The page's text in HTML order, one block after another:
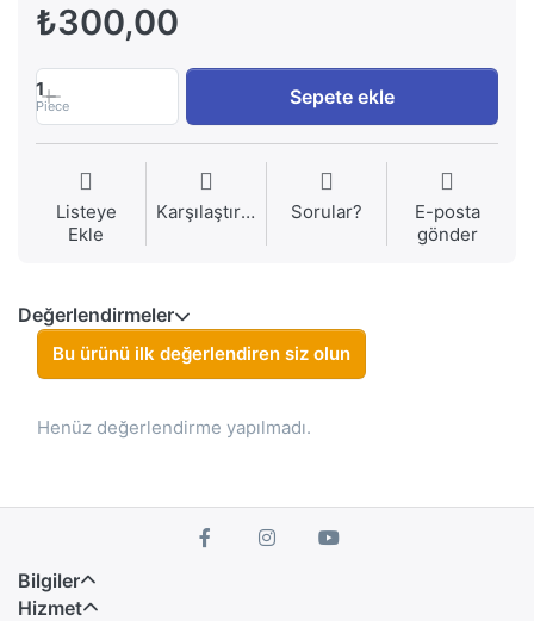
₺300,00
1
Piece Sepete ekle
Listeye
Ekle
Karşılaştırma Sorular?
E-posta
gönder
Değerlendirmeler
Bu ürünü ilk değerlendiren siz olun
Henüz değerlendirme yapılmadı.
Bilgiler
Hizmet